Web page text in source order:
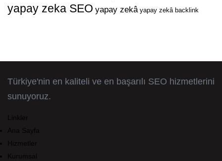
yapay zeka SEO yapay zekâ yapay zekâ backlink
Türkiye'nin en kaliteli ve en başarılı SEO hizmetlerini
sunuyoruz.
Linkler
Ana Sayfa
Hizmetler
Kurumsal